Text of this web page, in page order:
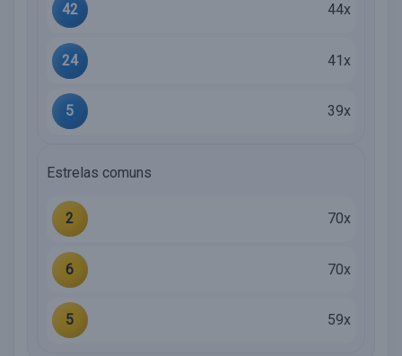
42 44x
24 41x
5 39x
Estrelas comuns
2 70x
6 70x
5 59x